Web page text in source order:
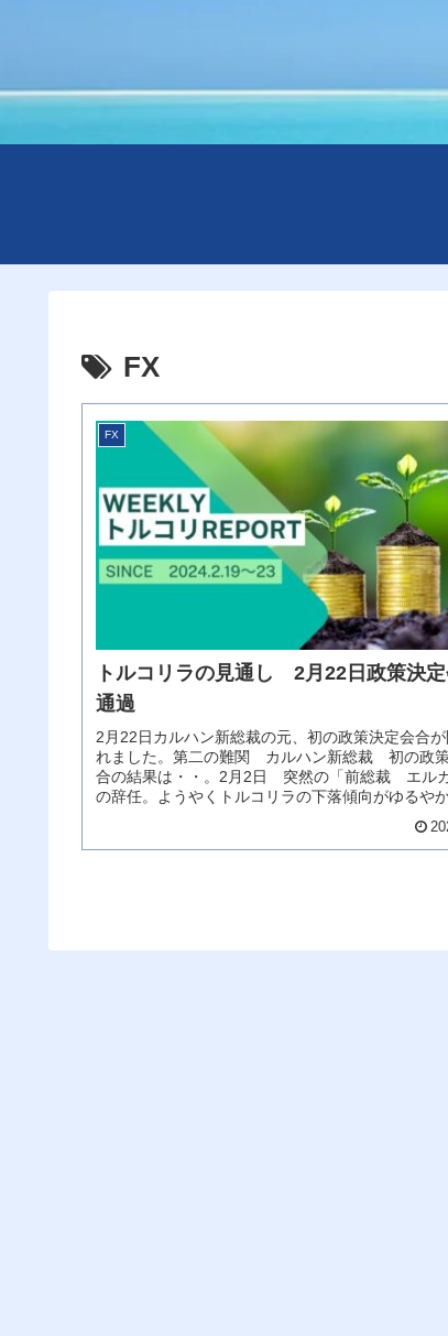
FX
FX
トルコリラの見通し 2月22日政策決
通過
2月22日カルハン新総裁の元、初の政策決定会合が
れました。第二の難関 カルハン新総裁 初の政
合の結果は・・。2月2日 突然の「前総裁 エルカ
の辞任。ようやくトルコリラの下落傾向がゆるやか